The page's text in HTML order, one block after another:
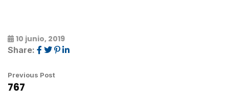
10 junio, 2019
Share:
Previous Post
767